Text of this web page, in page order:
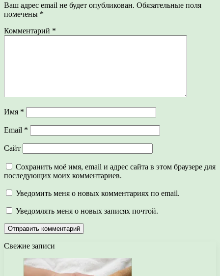
Ваш адрес email не будет опубликован. Обязательные поля
помечены *
Комментарий *
Имя *
Email *
Сайт
Сохранить моё имя, email и адрес сайта в этом браузере для
последующих моих комментариев.
Уведомить меня о новых комментариях по email.
Уведомлять меня о новых записях почтой.
Свежие записи